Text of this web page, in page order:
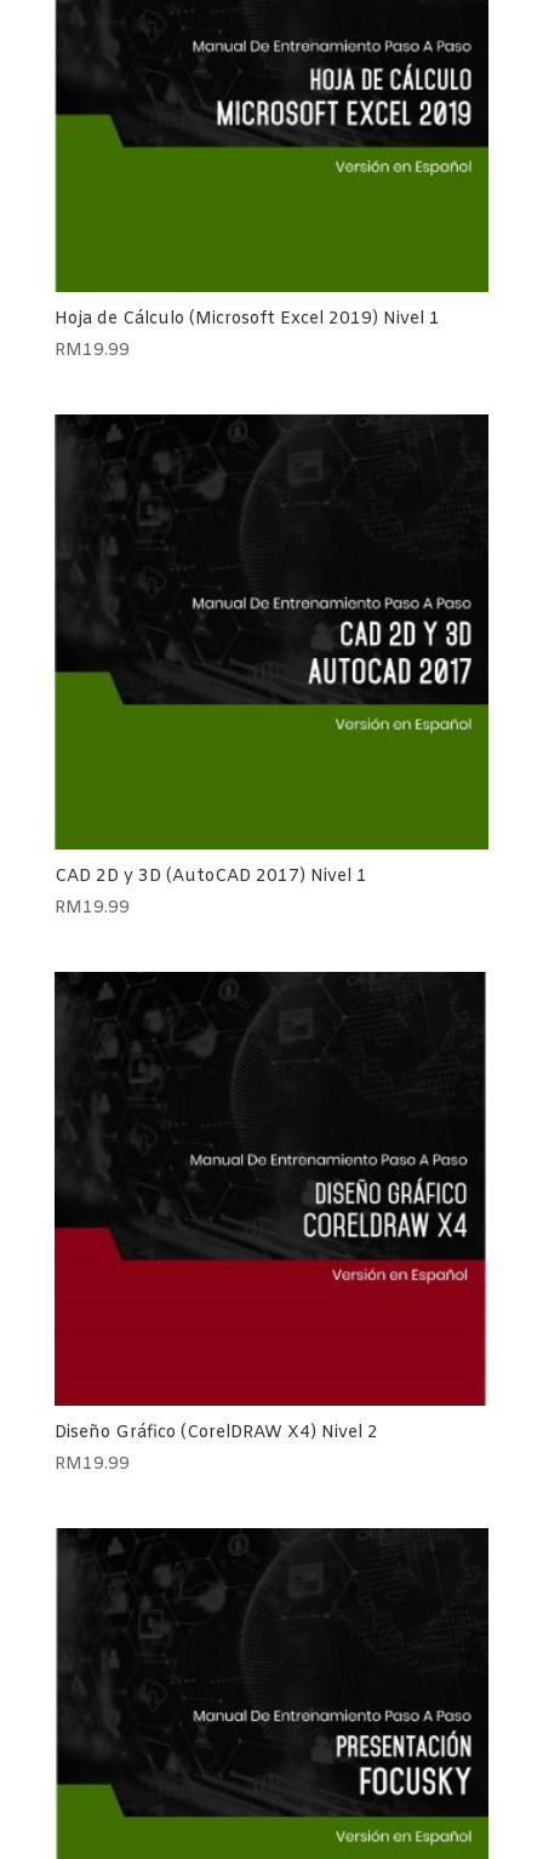
Hoja de Cálculo (Microsoft Excel 2019) Nivel 1
RM19.99
CAD 2D y 3D (AutoCAD 2017) Nivel 1
RM19.99
Diseño Gráfico (CorelDRAW X4) Nivel 2
RM19.99